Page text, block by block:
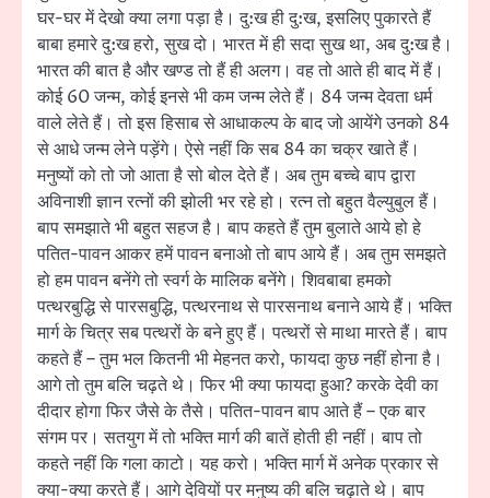
घर-घर में देखो क्या लगा पड़ा है। दु:ख ही दु:ख, इसलिए पुकारते हैं
बाबा हमारे दु:ख हरो, सुख दो। भारत में ही सदा सुख था, अब दु:ख है।
भारत की बात है और खण्ड तो हैं ही अलग। वह तो आते ही बाद में हैं।
कोई 60 जन्म, कोई इनसे भी कम जन्म लेते हैं। 84 जन्म देवता धर्म
वाले लेते हैं। तो इस हिसाब से आधाकल्प के बाद जो आयेंगे उनको 84
से आधे जन्म लेने पड़ेंगे। ऐसे नहीं कि सब 84 का चक्र खाते हैं।
मनुष्यों को तो जो आता है सो बोल देते हैं। अब तुम बच्चे बाप द्वारा
अविनाशी ज्ञान रत्नों की झोली भर रहे हो। रत्न तो बहुत वैल्युबुल हैं।
बाप समझाते भी बहुत सहज है। बाप कहते हैं तुम बुलाते आये हो हे
पतित-पावन आकर हमें पावन बनाओ तो बाप आये हैं। अब तुम समझते
हो हम पावन बनेंगे तो स्वर्ग के मालिक बनेंगे। शिवबाबा हमको
पत्थरबुद्धि से पारसबुद्धि, पत्थरनाथ से पारसनाथ बनाने आये हैं। भक्ति
मार्ग के चित्र सब पत्थरों के बने हुए हैं। पत्थरों से माथा मारते हैं। बाप
कहते हैं – तुम भल कितनी भी मेहनत करो, फायदा कुछ नहीं होना है।
आगे तो तुम बलि चढ़ते थे। फिर भी क्या फायदा हुआ? करके देवी का
दीदार होगा फिर जैसे के तैसे। पतित-पावन बाप आते हैं – एक बार
संगम पर। सतयुग में तो भक्ति मार्ग की बातें होती ही नहीं। बाप तो
कहते नहीं कि गला काटो। यह करो। भक्ति मार्ग में अनेक प्रकार से
क्या-क्या करते हैं। आगे देवियों पर मनुष्य की बलि चढ़ाते थे। बाप